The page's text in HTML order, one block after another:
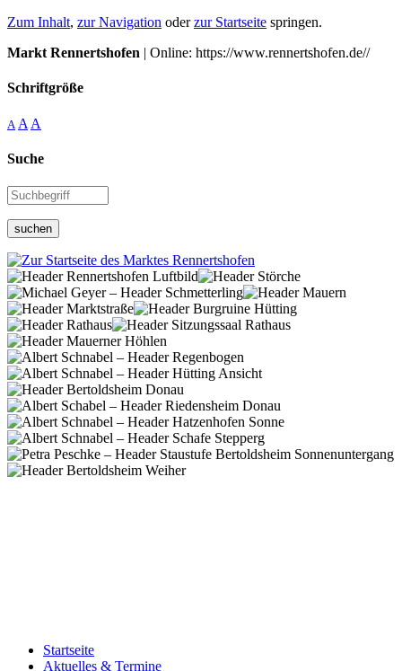
Zum Inhalt, zur Navigation oderzur Startseite springen.
Markt Rennertshofen | Online: https://www.rennertshofen.de//
Schriftgröße
A A A
Suche
suchen
Startseite
Aktuelles & Termine